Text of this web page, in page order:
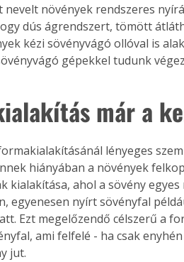
nevelt növények rendszeres
dús ágrendszert, tömött
kézi sövényvágó ollóval is
gépekkel tudunk
már a
hiányában a növények
kialakítása, ahol a sövény
egyenesen nyírt sövényfal
Ezt megelőzendő célszerű a
ami felfelé - ha csak
jut.